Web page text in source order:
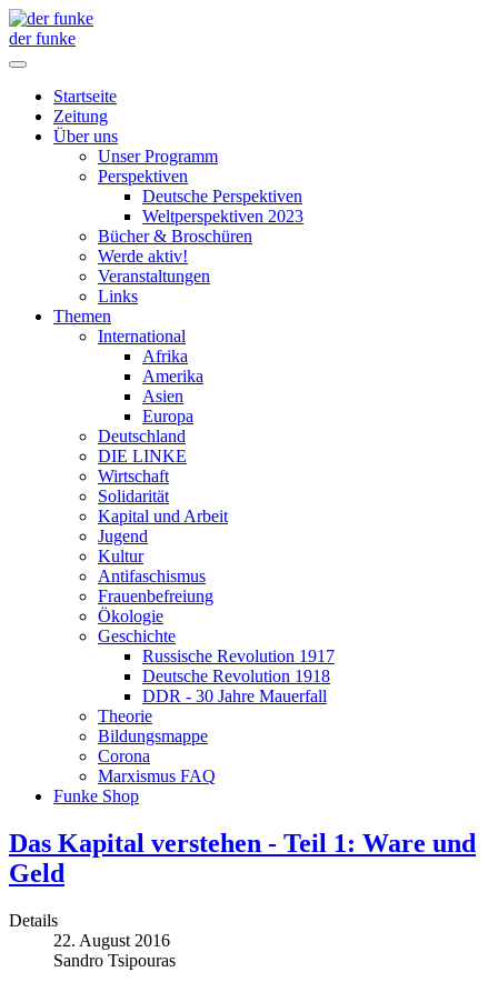
der funke
Startseite
Zeitung
Über uns
Unser Programm
Perspektiven
Deutsche Perspektiven
Weltperspektiven 2023
Bücher & Broschüren
Werde aktiv!
Veranstaltungen
Links
Themen
International
Afrika
Amerika
Asien
Europa
Deutschland
DIE LINKE
Wirtschaft
Solidarität
Kapital und Arbeit
Jugend
Kultur
Antifaschismus
Frauenbefreiung
Ökologie
Geschichte
Russische Revolution 1917
Deutsche Revolution 1918
DDR - 30 Jahre Mauerfall
Theorie
Bildungsmappe
Corona
Marxismus FAQ
Funke Shop
Das Kapital verstehen - Teil 1: Ware und
Geld
Details
22. August 2016
Sandro Tsipouras